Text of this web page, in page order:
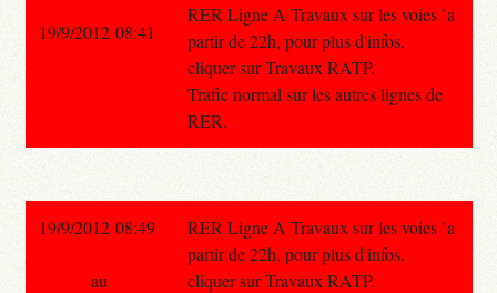
RER Ligne A Travaux sur les voies `a
partir de 22h, pour plus d'infos,
cliquer sur Travaux RATP.
Trafic normal sur les autres lignes de
RER.
19/9/2012 08:41
19/9/2012 08:49
RER Ligne A Travaux sur les voies `a
partir de 22h, pour plus d'infos,
cliquer sur Travaux RATP.
au